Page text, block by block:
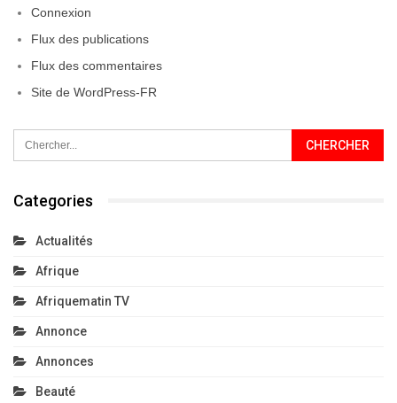
Connexion
Flux des publications
Flux des commentaires
Site de WordPress-FR
Categories
Actualités
Afrique
Afriquematin TV
Annonce
Annonces
Beauté